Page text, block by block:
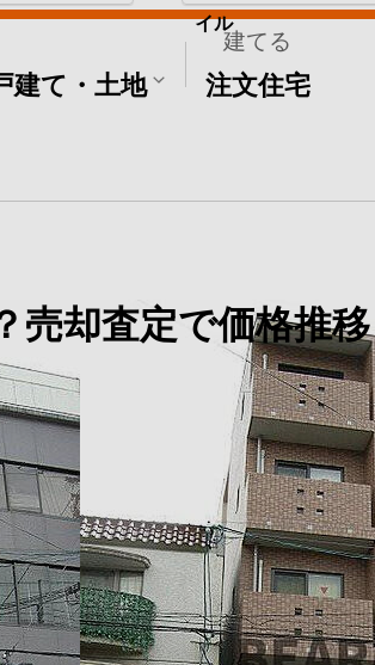
建て・土地
建てる
注文住宅
イル
売却査定で価格推